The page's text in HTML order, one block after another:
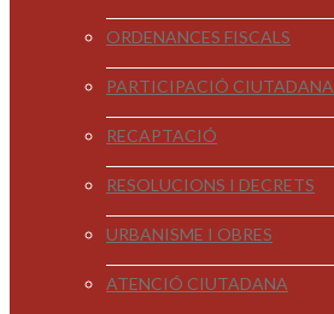
ORDENANCES FISCALS
PARTICIPACIÓ CIUTADANA
RECAPTACIÓ
RESOLUCIONS I DECRETS
URBANISME I OBRES
ATENCIÓ CIUTADANA